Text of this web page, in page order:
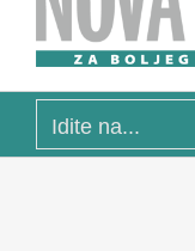
Idite na...